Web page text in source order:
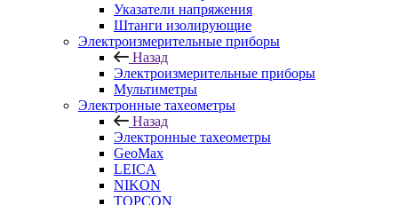
Указатели напряжения
Штанги изолирующие
Электроизмерительные приборы
Назад
Электроизмерительные приборы
Мультиметры
Электронные тахеометры
Назад
Электронные тахеометры
GeoMax
LEICA
NIKON
TOPCON